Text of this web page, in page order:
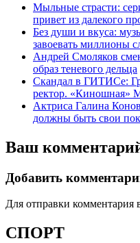
Мыльные страсти:
привет из далекого
Без души и вкуса:
завоевать миллионы
Андрей Смоляков
образ теневого дельца
Скандал в ГИТИСе:
ректор. «Киношная»
Актриса Галина
должны быть свои
Ваш
Добавить
Для отправки комментария
СПОРТ